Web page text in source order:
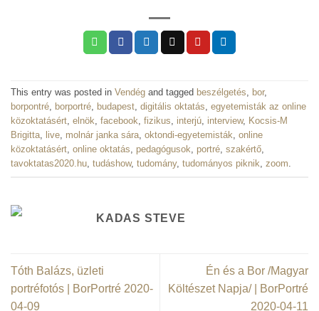
This entry was posted in Vendég and tagged beszélgetés, bor,
borpontré, borportré, budapest, digitális oktatás, egyetemisták az online
közoktatásért, elnök, facebook, fizikus, interjú, interview, Kocsis-M
Brigitta, live, molnár janka sára, oktondi-egyetemisták, online
közoktatásért, online oktatás, pedagógusok, portré, szakértő,
tavoktatas2020.hu, tudáshow, tudomány, tudományos piknik, zoom.
KADAS STEVE
Tóth Balázs, üzleti
portréfotós | BorPortré 2020-
04-09
Én és a Bor /Magyar
Költészet Napja/ | BorPortré
2020-04-11